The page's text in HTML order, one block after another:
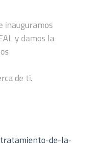
inauguramos
y damos la
de ti.
de-la-